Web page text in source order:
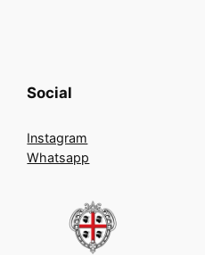
Social
Instagram
Whatsapp